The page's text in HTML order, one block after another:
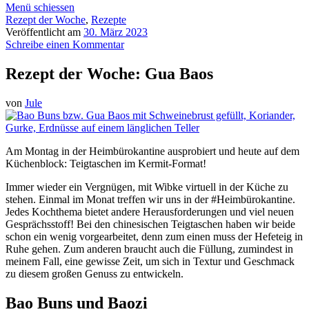
Menü schiessen
Rezept der Woche, Rezepte
Veröffentlicht am 30. März 2023
Schreibe einen Kommentar
Rezept der Woche: Gua Baos
von Jule
Am Montag in der Heimbürokantine ausprobiert und heute auf dem
Küchenblock: Teigtaschen im Kermit-Format!
Immer wieder ein Vergnügen, mit Wibke virtuell in der Küche zu
stehen. Einmal im Monat treffen wir uns in der #Heimbürokantine.
Jedes Kochthema bietet andere Herausforderungen und viel neuen
Gesprächsstoff! Bei den chinesischen Teigtaschen haben wir beide
schon ein wenig vorgearbeitet, denn zum einen muss der Hefeteig in
Ruhe gehen. Zum anderen braucht auch die Füllung, zumindest in
meinem Fall, eine gewisse Zeit, um sich in Textur und Geschmack
zu diesem großen Genuss zu entwickeln.
Bao Buns und Baozi